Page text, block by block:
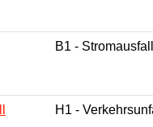
B1 -
H1 -